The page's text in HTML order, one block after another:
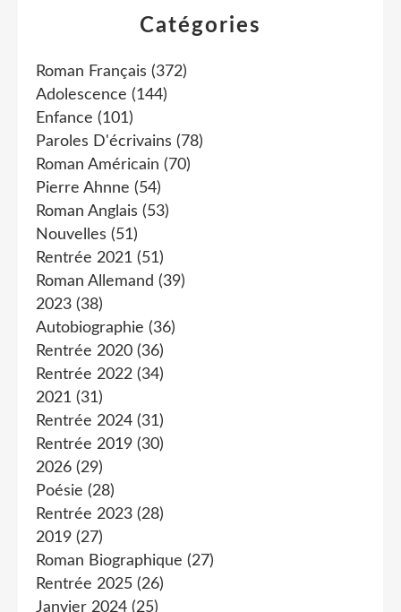
Catégories
Roman Français (372)
Adolescence (144)
Enfance (101)
Paroles D'écrivains (78)
Roman Américain (70)
Pierre Ahnne (54)
Roman Anglais (53)
Nouvelles (51)
Rentrée 2021 (51)
Roman Allemand (39)
2023 (38)
Autobiographie (36)
Rentrée 2020 (36)
Rentrée 2022 (34)
2021 (31)
Rentrée 2024 (31)
Rentrée 2019 (30)
2026 (29)
Poésie (28)
Rentrée 2023 (28)
2019 (27)
Roman Biographique (27)
Rentrée 2025 (26)
Janvier 2024 (25)